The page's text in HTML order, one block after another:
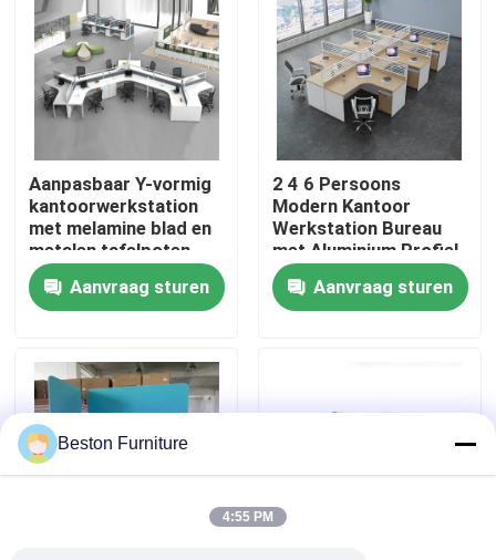
Over ons
Kwaliteitscontrole
Neem contact met ons op
Gevallen
Blog
Aanpasbaar Y-vormig
kantoorwerkstation
met melamine blad en
metalen tafelpoten
Aanvraag sturen
2 4 6 Persoons
Modern Kantoor
Werkstation Bureau
met Aluminium Profiel
Stof Materiaal en
30mm Dik Paneel
Aanvraag sturen
Beston Furniture
4:55 PM